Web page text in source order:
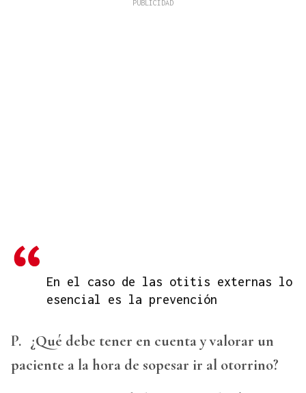
En el caso de las otitis externas lo
esencial es la prevención
P. ¿Qué debe tener en cuenta y valorar un
paciente a la hora de sopesar ir al otorrino?